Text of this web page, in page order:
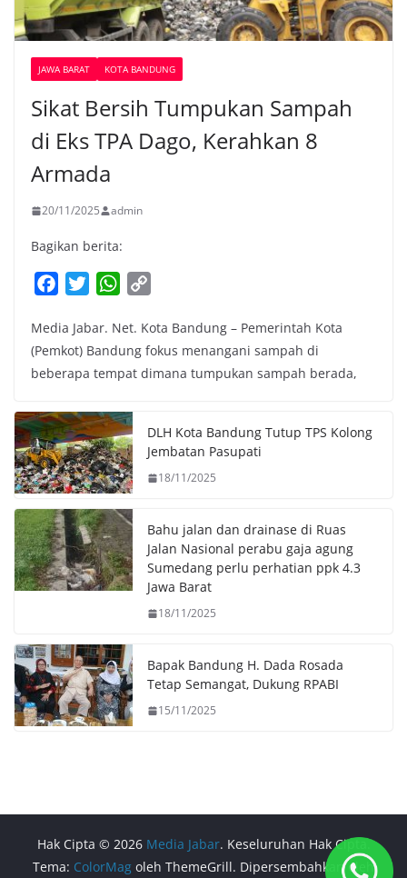
JAWA BARAT KOTA BANDUNG
Sikat Bersih Tumpukan Sampah
di Eks TPA Dago, Kerahkan 8
Armada
20/11/2025 admin
Bagikan berita:
c
e
b
o
k
i
t
t
r
W
a
t
s
p
p
p
y
L
n
k
Media Jabar. Net. Kota Bandung – Pemerintah Kota
(Pemkot) Bandung fokus menangani sampah di
beberapa tempat dimana tumpukan sampah berada,
DLH Kota Bandung Tutup TPS Kolong
Jembatan Pasupati
18/11/2025
Bahu jalan dan drainase di Ruas
Jalan Nasional perabu gaja agung
Sumedang perlu perhatian ppk 4.3
Jawa Barat
18/11/2025
Bapak Bandung H. Dada Rosada
Tetap Semangat, Dukung RPABI
15/11/2025
Hak Cipta © 2026 Media Jabar. Keseluruhan Hak Cipta.
Tema: ColorMag oleh ThemeGrill. Dipersembahkan oleh